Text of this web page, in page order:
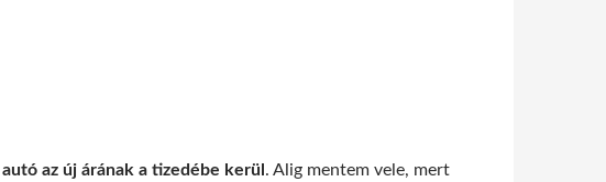
az új árának a tizedébe kerül . Alig mentem vele, mert